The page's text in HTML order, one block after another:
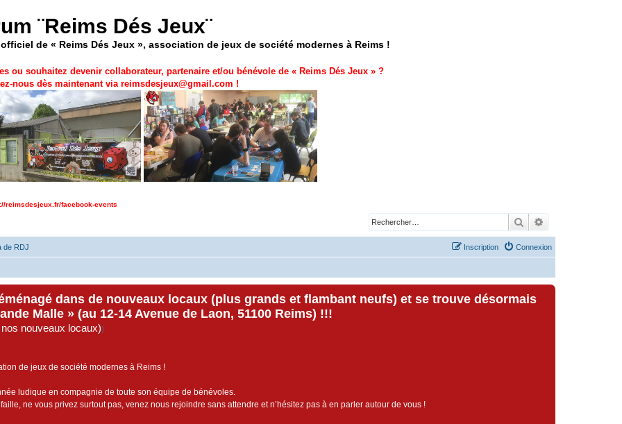
¨Reims Dés Jeux¨
de « Reims Dés Jeux », association de jeux de société modernes à Reims !
ou souhaitez devenir collaborateur, partenaire et/ou bénévole de « Reims Dés Jeux » ?
nous dès maintenant via reimsdesjeux@gmail.com !
reimsdesjeux.fr/facebook-events
Rechercher
de RDJ Connexion
Inscription
dans de nouveaux locaux (plus grands et flambant neufs) et se trouve désormais
Malle » (au 12-14 Avenue de Laon, 51100 Reims) !!!
nouveaux locaux))
de jeux de société modernes à Reims !
ludique en compagnie de toute son équipe de bénévoles.
ne vous privez surtout pas, venez nous rejoindre sans attendre et n’hésitez pas à en parler autour de vous !